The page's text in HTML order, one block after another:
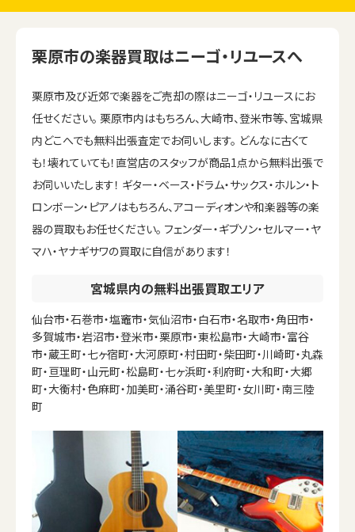
栗原市の楽器買取はニーゴ・リユースへ
栗原市及び近郊で楽器をご売却の際はニーゴ・リユースにお
任せください。 栗原市内はもちろん、大崎市、登米市等、宮城県
内どこへでも無料出張査定でお伺いします。 どんなに古くて
も！壊れていても！直営店のスタッフが商品1点から無料出張で
お伺いいたします！ ギター・ベース・ドラム・サックス・ホルン・ト
ロンボーン・ピアノはもちろん、アコーディオンや和楽器等の楽
器の買取もお任せください。 フェンダー・ギブソン・セルマー・ヤ
マハ・ヤナギサワの買取に自信があります！
宮城県内の無料出張買取エリア
仙台市・石巻市・塩竈市・気仙沼市・白石市・名取市・角田市・
多賀城市・岩沼市・登米市・栗原市・東松島市・大崎市・富谷
市・蔵王町・七ヶ宿町・大河原町・村田町・柴田町・川崎町・丸森
町・亘理町・山元町・松島町・七ヶ浜町・利府町・大和町・大郷
町・大衡村・色麻町・加美町・涌谷町・美里町・女川町・南三陸
町